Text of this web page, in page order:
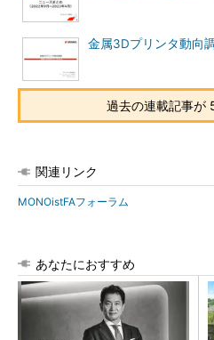
金属3Dプリンタ動向
過去の連載記事が
関連リンク
MONOistFAフォーラム
あなたにおすすめ